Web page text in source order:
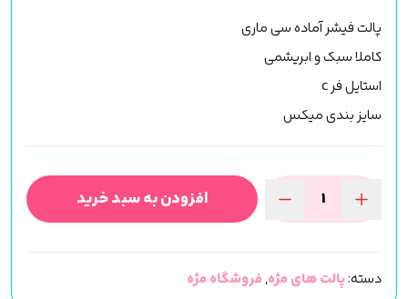
پالت فیشر آماده سی ماری
کاملا سبک و ابریشمی
استایل فر c
سایز بندی میکس
پالت
CMary
افزودن به سبد خرید
دسته:پالت های مژه,فروشگاه مژه